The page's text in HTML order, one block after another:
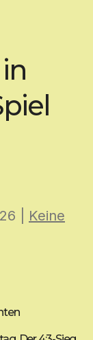
Keine